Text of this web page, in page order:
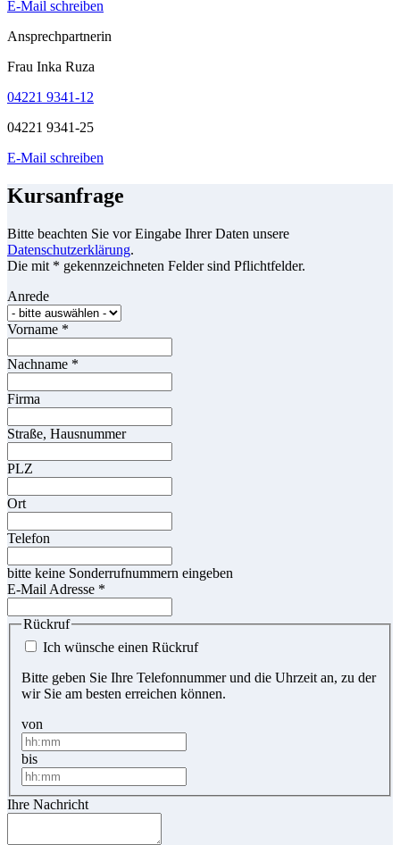
E-Mail schreiben
Ansprechpartnerin
Frau Inka Ruza
04221 9341-12
04221 9341-25
E-Mail schreiben
Kursanfrage
Bitte beachten Sie vor Eingabe Ihrer Daten unsere
Datenschutzerklärung.
Die mit * gekennzeichneten Felder sind Pflichtfelder.
Anrede
Vorname *
Nachname *
Firma
Straße, Hausnummer
PLZ
Ort
Telefon
bitte keine Sonderrufnummern eingeben
E-Mail Adresse *
Rückruf
Ich wünsche einen Rückruf
Bitte geben Sie Ihre Telefonnummer und die Uhrzeit an, zu der
wir Sie am besten erreichen können.
von
bis
Ihre Nachricht